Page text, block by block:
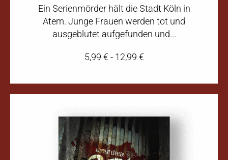
Ein Serienmörder hält die Stadt Köln in
Atem. Junge Frauen werden tot und
ausgeblutet aufgefunden und...
5,99 €- 12,99 €